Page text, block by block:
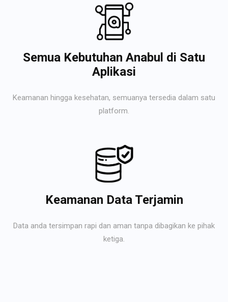
Semua Kebutuhan Anabul di Satu
Aplikasi
Keamanan hingga kesehatan, semuanya tersedia dalam satu
platform.
Keamanan Data Terjamin
Data anda tersimpan rapi dan aman tanpa dibagikan ke pihak
ketiga.